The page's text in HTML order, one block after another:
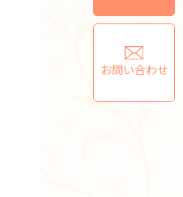
お問い合わせ